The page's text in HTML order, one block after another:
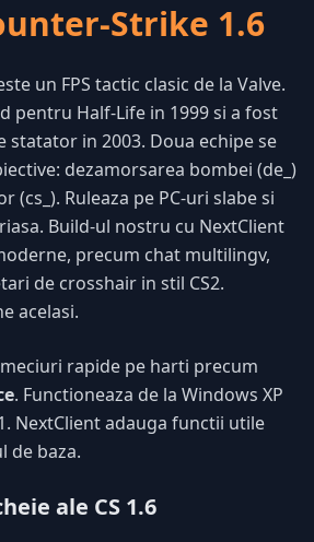
Strike 1.6
un FPS tactic clasic de la Valve.
pentru Half-Life in 1999 si a fost
statator in 2003. Doua echipe se
dezamorsarea bombei (de_)
(cs_). Ruleaza pe PC-uri slabe si
Build-ul nostru cu NextClient
precum chat multilingv,
de crosshair in stil CS2.
acelasi.
rapide pe harti precum
. Functioneaza de la Windows XP
NextClient adauga functii utile
de baza.
ale CS 1.6